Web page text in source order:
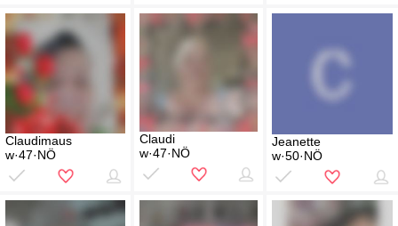
Claudimaus
w·47·NÖ
Claudi
w·47·NÖ
Jeanette
w·50·NÖ